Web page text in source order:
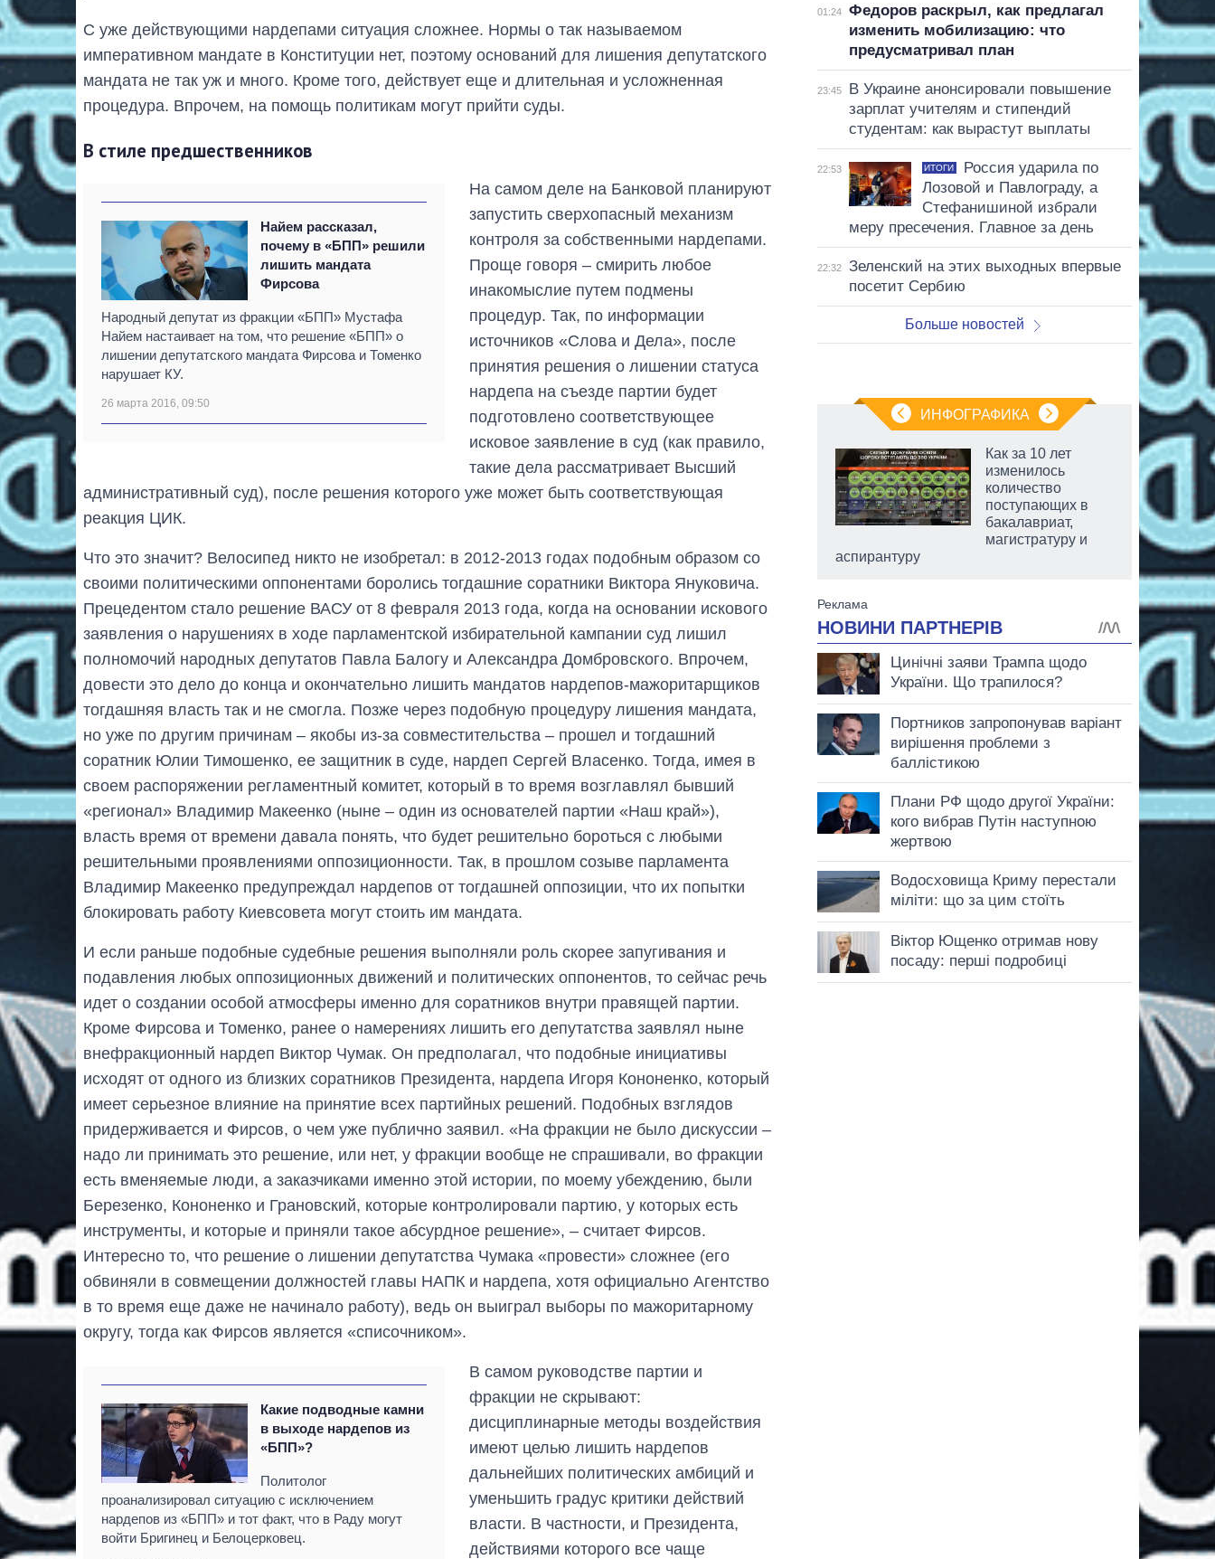
С уже действующими нардепами ситуация сложнее. Нормы о так называемом
императивном мандате в Конституции нет, поэтому оснований для лишения депутатского
мандата не так уж и много. Кроме того, действует еще и длительная и усложненная
процедура. Впрочем, на помощь политикам могут прийти суды.
В стиле предшественников
Найем рассказал,
почему в «БПП» решили
лишить мандата
Фирсова
Народный депутат из фракции «БПП» Мустафа
Найем настаивает на том, что решение «БПП» о
лишении депутатского мандата Фирсова и Томенко
нарушает КУ.
26 марта 2016, 09:50
На самом деле на Банковой планируют
запустить сверхопасный механизм
контроля за собственными нардепами.
Проще говоря – смирить любое
инакомыслие путем подмены
процедур. Так, по информации
источников «Слова и Дела», после
принятия решения о лишении статуса
нардепа на съезде партии будет
подготовлено соответствующее
исковое заявление в суд (как правило,
такие дела рассматривает Высший
административный суд), после решения которого уже может быть соответствующая
реакция ЦИК.
Что это значит? Велосипед никто не изобретал: в 2012-2013 годах подобным образом со
своими политическими оппонентами боролись тогдашние соратники Виктора Януковича.
Прецедентом стало решение ВАСУ от 8 февраля 2013 года, когда на основании искового
заявления о нарушениях в ходе парламентской избирательной кампании суд лишил
полномочий народных депутатов Павла Балогу и Александра Домбровского. Впрочем,
довести это дело до конца и окончательно лишить мандатов нардепов-мажоритарщиков
тогдашняя власть так и не смогла. Позже через подобную процедуру лишения мандата,
но уже по другим причинам – якобы из-за совместительства – прошел и тогдашний
соратник Юлии Тимошенко, ее защитник в суде, нардеп Сергей Власенко. Тогда, имея в
своем распоряжении регламентный комитет, который в то время возглавлял бывший
«регионал» Владимир Макеенко (ныне – один из основателей партии «Наш край»),
власть время от времени давала понять, что будет решительно бороться с любыми
решительными проявлениями оппозиционности. Так, в прошлом созыве парламента
Владимир Макеенко предупреждал нардепов от тогдашней оппозиции, что их попытки
блокировать работу Киевсовета могут стоить им мандата.
И если раньше подобные судебные решения выполняли роль скорее запугивания и
подавления любых оппозиционных движений и политических оппонентов, то сейчас речь
идет о создании особой атмосферы именно для соратников внутри правящей партии.
Кроме Фирсова и Томенко, ранее о намерениях лишить его депутатства заявлял ныне
внефракционный нардеп Виктор Чумак. Он предполагал, что подобные инициативы
исходят от одного из близких соратников Президента, нардепа Игоря Кононенко, который
имеет серьезное влияние на принятие всех партийных решений. Подобных взглядов
придерживается и Фирсов, о чем уже публично заявил. «На фракции не было дискуссии –
надо ли принимать это решение, или нет, у фракции вообще не спрашивали, во фракции
есть вменяемые люди, а заказчиками именно этой истории, по моему убеждению, были
Березенко, Кононенко и Грановский, которые контролировали партию, у которых есть
инструменты, и которые и приняли такое абсурдное решение», – считает Фирсов.
Интересно то, что решение о лишении депутатства Чумака «провести» сложнее (его
обвиняли в совмещении должностей главы НАПК и нардепа, хотя официально Агентство
в то время еще даже не начинало работу), ведь он выиграл выборы по мажоритарному
округу, тогда как Фирсов является «списочником».
Какие подводные камни
в выходе нардепов из
«БПП»?
Политолог
проанализировал ситуацию с исключением
нардепов из «БПП» и тот факт, что в Раду могут
войти Бригинец и Белоцерковец.
В самом руководстве партии и
фракции не скрывают:
дисциплинарные методы воздействия
имеют целью лишить нардепов
дальнейших политических амбиций и
уменьшить градус критики действий
власти. В частности, и Президента,
действиями которого все чаще
01:24
Федоров раскрыл, как предлагал
изменить мобилизацию: что
предусматривал план
23:45
В Украине анонсировали повышение
зарплат учителям и стипендий
студентам: как вырастут выплаты
22:53 ИТОГИ
Россия ударила по
Лозовой и Павлограду, а
Стефанишиной избрали
меру пресечения. Главное за день
22:32
Зеленский на этих выходных впервые
посетит Сербию
Больше новостей
ИНФОГРАФИКА
Как изменился
бюджет
Министерства
обороны за 13 лет
Как за 10 лет
изменилось
количество
поступающих в
бакалавриат,
магистратуру и
аспирантуру